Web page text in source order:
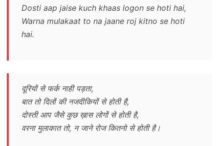
Dosti aap jaise kuch khaas logon se hoti hai,
Warna mulakaat to na jaane roj kitno se hoti
hai.
दूरियों से फर्क नाही पड़ता,
बात तो दिलों की नजदीकियों से होती है,
दोस्ती आप जैसे कुछ ख़ास लोगों से होती है,
वरना मुलाकात तो, न जाने रोज कितनो से होती है।